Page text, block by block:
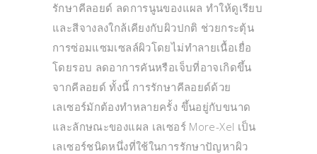
รักษาคีลอยด์ ลดการนูนของแผล ทำให้ดูเรียบ
และสีจางลงใกล้เคียงกับผิวปกติ ช่วยกระตุ้น
การซ่อมแซมเซลล์ผิวโดยไม่ทำลายเนื้อเยื่อ
โดยรอบ ลดอาการคันหรือเจ็บที่อาจเกิดขึ้น
จากคีลอยด์ ทั้งนี้ การรักษาคีลอยด์ด้วย
เลเซอร์มักต้องทำหลายครั้ง ขึ้นอยู่กับขนาด
และลักษณะของแผล เลเซอร์ More-Xel เป็น
เลเซอร์ชนิดหนึ่งที่ใช้ในการรักษาปัญหาผิว